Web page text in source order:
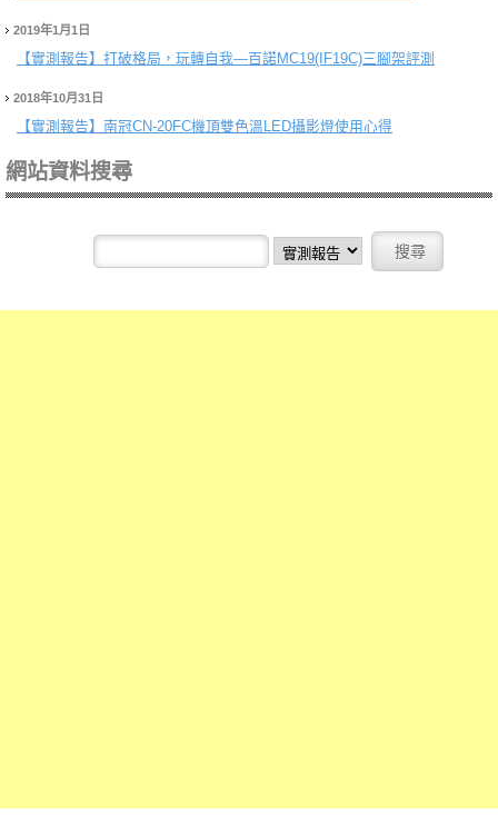
2019年1月1日
【實測報告】 打破格局，玩轉自我—百諾MC19(IF19C)三腳架評測
2018年10月31日
【實測報告】 南冠CN-20FC機頂雙色溫LED攝影燈使用心得
網站資料搜尋